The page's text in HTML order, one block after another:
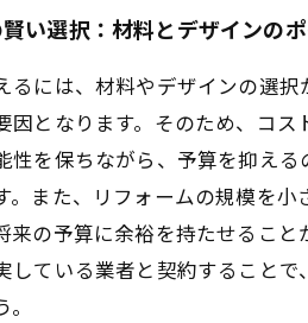
い選択：材料とデザインの
るには、材料やデザインの選
因となります。そのため、コ
性を保ちながら、予算を抑え
。また、リフォームの規模を
来の予算に余裕を持たせるこ
している業者と契約すること